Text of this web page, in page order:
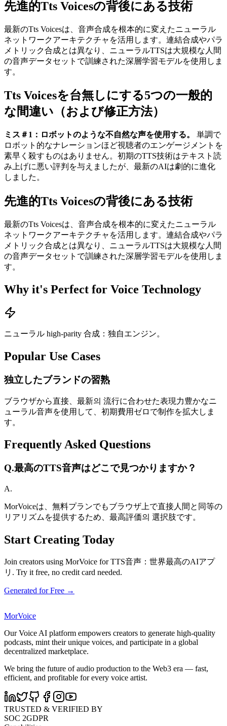
先進的Tts Voicesの背後にある技術
最新のTts Voicesは、音声合成を根本的に変えたニューラル
ネットワークアーキテクチャを活用します。連結合成やパラ
メトリック合成とは異なり、ニューラルTTSは大規模な人間
の音声データセットで訓練された深層学習モデルを使用しま
す。
Tts Voicesを台無しにする5つの一般的
な間違い（および修正方法）
ミス＃1：ロボットのような不自然な声を使用する。
単調で
ロボット的なナレーションほど視聴者のエンゲージメントを
素早く殺すものはありません。初期のTTS技術はテキスト読
み上げに悪い評判を与えましたが、最新のAIは劇的に進化
しました。
先進的Tts Voicesの背後にある技術
最新のTts Voicesは、音声合成を根本的に変えたニューラル
ネットワークアーキテクチャを活用します。連結合成やパラ
メトリック合成とは異なり、ニューラルTTSは大規模な人間
の音声データセットで訓練された深層学習モデルを使用しま
す。
Why it's Perfect for Voice Technology
ニューラル high-parity 合成：独自エンジン。
Popular Use Cases
独立したブランドの習熟
ブラウザから直接、最新의 流行に合わせた表現力豊かなニ
ューラル音声を使用して、初期費用ゼロで制作を拡大しま
す。
Frequently Asked Questions
Q.最高のTTS音声はどこで見つかりますか？
A.
MorVoiceは、無料プランでもブラウザ上で直接人間と同等の
リアリズムを提供するため、最高評価의 選択肢です。
Start Creating Today
Join creators using MorVoice for TTS音声：世界最高のAIアプ
リ. Try it free, no credit card needed.
Generated for Free →
MorVoice
Our Voice AI platform empowers creators to generate high-quality
podcasts, mint their unique voices, and participate in a global
decentralized marketplace.
We bring the future of audio production to the Web3 era — fast,
efficient, and profitable for every voice artist.
TRUSTED & VERIFIED BY
SOC 2GDPR